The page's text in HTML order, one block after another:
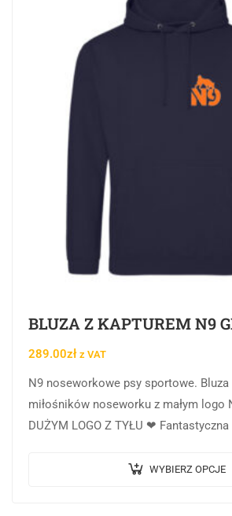
BLUZA Z KAPTUREM N9
289.00zł z VAT
N9 noseworkowe psy sportowe.
miłośników noseworku z małym logo
DUŻYM LOGO Z TYŁU ❤
WYBIERZ OPCJE